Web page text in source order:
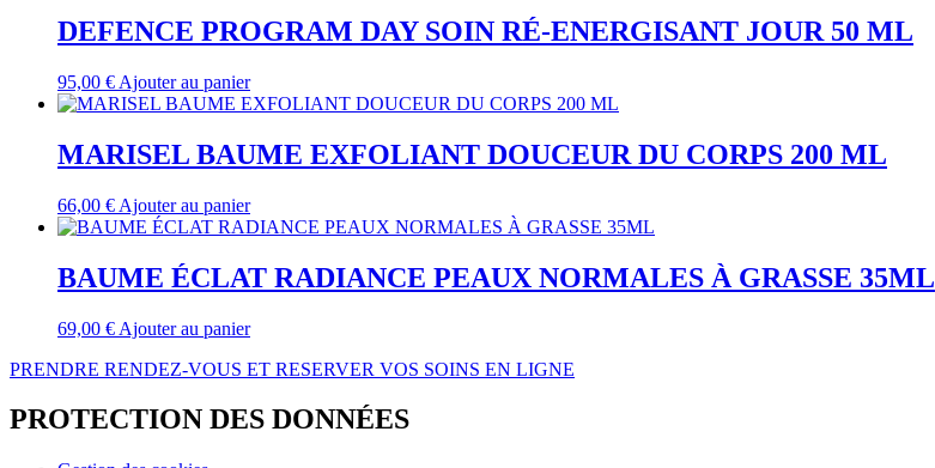
DEFENCE PROGRAM DAY SOIN RÉ-ENERGISANT JOUR 50 ML
95,00 € Ajouter au panier
MARISEL BAUME EXFOLIANT DOUCEUR DU CORPS 200 ML
66,00 € Ajouter au panier
BAUME ÉCLAT RADIANCE PEAUX NORMALES À GRASSE 35ML
69,00 € Ajouter au panier
PRENDRE RENDEZ-VOUS ET RESERVER VOS SOINS EN LIGNE
PROTECTION DES DONNÉES